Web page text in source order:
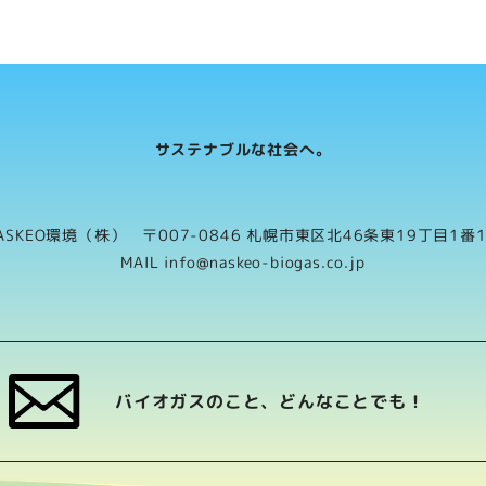
サステナブルな社会へ。
環境（株） 〒007-0846 札幌市東区北46条東19丁目1番
MAIL info@naskeo-biogas.co.jp
バイオガスのこと、どんなことでも！